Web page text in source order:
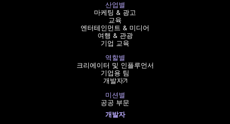
산업별
마케팅 & 광고
교육
엔터테인먼트 & 미디어
여행 & 관광
기업 교육
역할별
크리에이터 및 인플루언서
기업용 팀
개발자
미션별
공공 부문
개발자